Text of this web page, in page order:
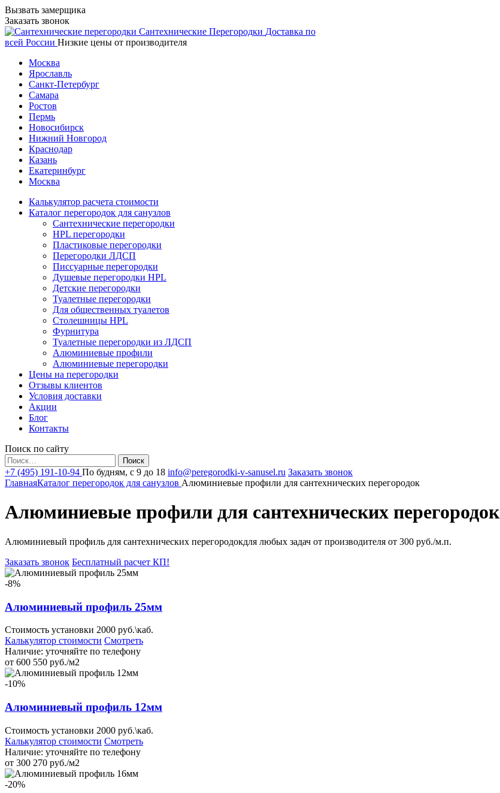
Вызвать замерщика
Заказать звонок
Сантехнические Перегородки Доставка по
всей России Низкие цены от производителя
Москва
Ярославль
Санкт-Петербург
Самара
Ростов
Пермь
Новосибирск
Нижний Новгород
Краснодар
Казань
Екатеринбург
Москва
Калькулятор расчета стоимости
Каталог перегородок для санузлов
Сантехнические перегородки
HPL перегородки
Пластиковые перегородки
Перегородки ЛДСП
Писсуарные перегородки
Душевые перегородки HPL
Детские перегородки
Туалетные перегородки
Для общественных туалетов
Столешницы HPL
Фурнитура
Туалетные перегородки из ЛДСП
Алюминиевые профили
Алюминиевые перегородки
Цены на перегородки
Отзывы клиентов
Условия доставки
Акции
Блог
Контакты
Поиск по сайту
Найти:
+7 (495) 191-10-94 По будням, с 9 до 18 info@peregorodki-v-sanusel.ru Заказать звонок
ГлавнаяКаталог перегородок для санузлов Алюминиевые профили для сантехнических перегородок
Алюминиевые профили для сантехнических перегородок
Алюминиевый профиль для сантехнических перегородокдля любых задач от производителя от 300 руб./м.п.
Заказать звонок Бесплатный расчет КП!
-8%
Алюминиевый профиль 25мм
Стоимость установки 2000 руб.\каб.
Калькулятор стоимости Смотреть
Наличие: уточняйте по телефону
от 600 550 руб./м2
-10%
Алюминиевый профиль 12мм
Стоимость установки 2000 руб.\каб.
Калькулятор стоимости Смотреть
Наличие: уточняйте по телефону
от 300 270 руб./м2
-20%